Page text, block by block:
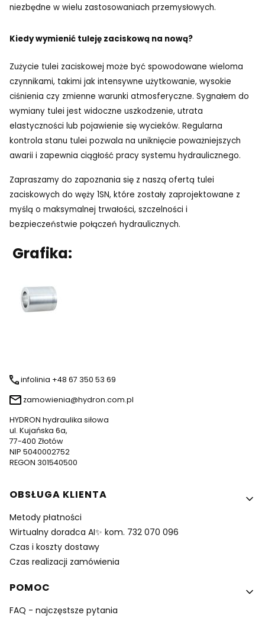
niezbędne w wielu zastosowaniach przemysłowych.
Kiedy wymienić tuleję zaciskową na nową?
Zużycie tulei zaciskowej może być spowodowane wieloma
czynnikami, takimi jak intensywne użytkowanie, wysokie
ciśnienia czy zmienne warunki atmosferyczne. Sygnałem do
wymiany tulei jest widoczne uszkodzenie, utrata
elastyczności lub pojawienie się wycieków. Regularna
kontrola stanu tulei pozwala na uniknięcie poważniejszych
awarii i zapewnia ciągłość pracy systemu hydraulicznego.
Zapraszamy do zapoznania się z naszą ofertą tulei
zaciskowych do węży 1SN, które zostały zaprojektowane z
myślą o maksymalnej trwałości, szczelności i
bezpieczeństwie połączeń hydraulicznych.
Grafika:
infolinia +48 67 350 53 69
zamowienia@hydron.com.pl
HYDRON hydraulika siłowa
ul. Kujańska 6a,
77-400 Złotów
NIP 5040002752
REGON 301540500
Linki w stopce
OBSŁUGA KLIENTA
Metody płatności
Wirtualny doradca AI✨ kom. 732 070 096
Czas i koszty dostawy
Czas realizacji zamówienia
POMOC
FAQ - najczęstsze pytania